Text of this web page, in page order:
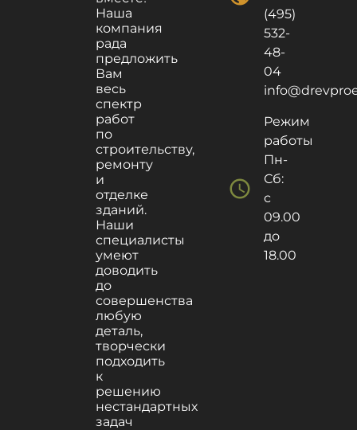
Наша
компания
рада
предложить
Вам
весь
спектр
работ
по
строительству,
ремонту
и
отделке
зданий.
Наши
специалисты
умеют
доводить
до
совершенства
любую
деталь,
творчески
подходить
к
решению
нестандартных
задач
(495)
532-
48-
04
schedule
Режим
работы
Пн-
Сб:
с
09.00
до
18.00